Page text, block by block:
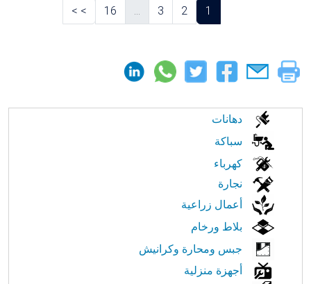
1
2
3
...
16
>
>
الابحار
النت
دهانات
سباكة
كهرباء
نجارة
أعمال زراعية
بلاط ورخام
جبس ومحارة وكرانيش
أجهزة منزلية